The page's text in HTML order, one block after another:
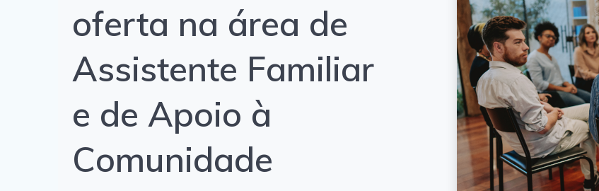
oferta na área de
Assistente Familiar
e de Apoio à
Comunidade